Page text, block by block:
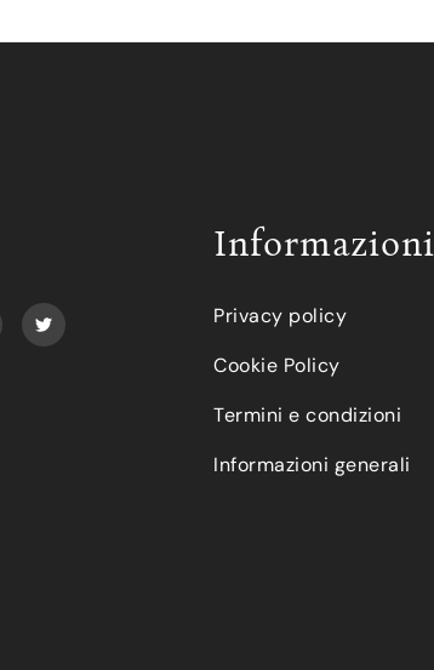
Informazioni
Privacy policy
Cookie Policy
Termini e condizioni
Informazioni generali